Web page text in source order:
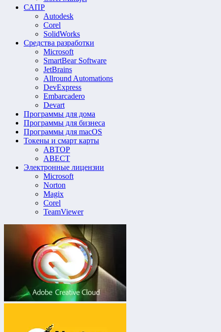
САПР
Autodesk
Corel
SolidWorks
Средства разработки
Microsoft
SmartBear Software
JetBrains
Allround Automations
DevExpress
Embarcadero
Devart
Программы для дома
Программы для бизнеса
Программы для macOS
Токены и смарт карты
АВТОР
АВЕСТ
Электронные лицензии
Microsoft
Norton
Magix
Corel
TeamViewer